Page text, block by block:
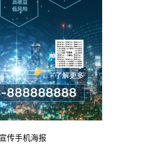
传手机海报